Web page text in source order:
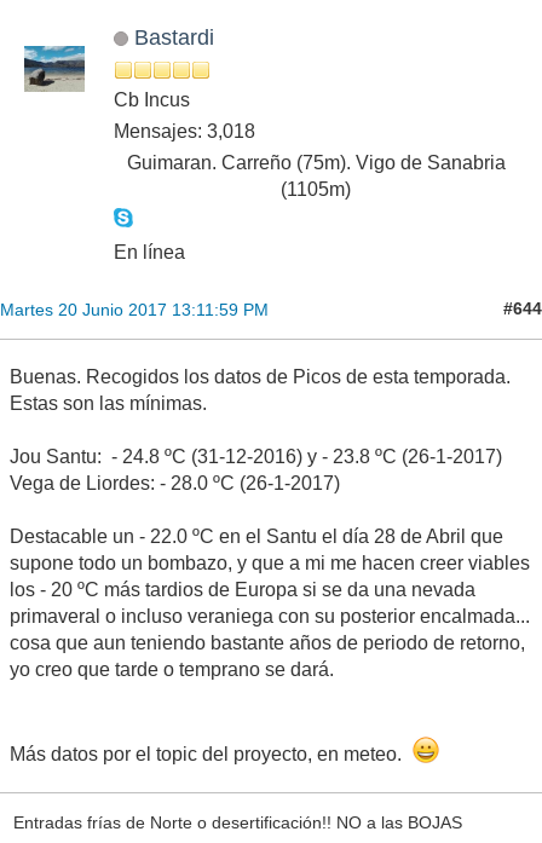
Bastardi
Cb Incus
Mensajes: 3,018
Guimaran. Carreño (75m). Vigo de Sanabria
(1105m)
En línea
Martes 20 Junio 2017 13:11:59 PM #644
Buenas. Recogidos los datos de Picos de esta temporada.
Estas son las mínimas.
Jou Santu: - 24.8 ºC (31-12-2016) y - 23.8 ºC (26-1-2017)
Vega de Liordes: - 28.0 ºC (26-1-2017)
Destacable un - 22.0 ºC en el Santu el día 28 de Abril que
supone todo un bombazo, y que a mi me hacen creer viables
los - 20 ºC más tardios de Europa si se da una nevada
primaveral o incluso veraniega con su posterior encalmada...
cosa que aun teniendo bastante años de periodo de retorno,
yo creo que tarde o temprano se dará.
Más datos por el topic del proyecto, en meteo.
Entradas frías de Norte o desertificación!! NO a las BOJAS